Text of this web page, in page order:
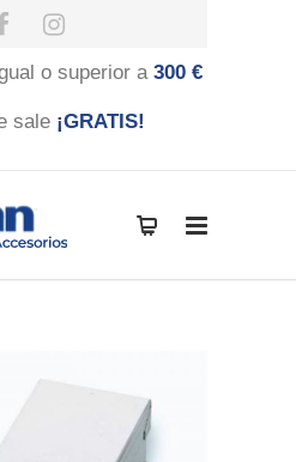
o superior a300 €
sale ¡GRATIS!